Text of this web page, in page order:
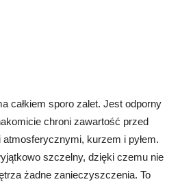
całkiem sporo zalet. Jest odporny
chroni zawartość przed
kurzem i pyłem.
szczelny, dzięki czemu nie
żadne zanieczyszczenia. To